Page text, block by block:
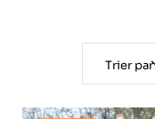
Trier par